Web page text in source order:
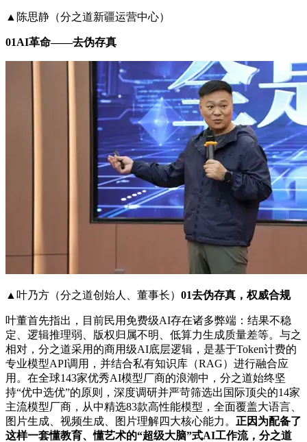
▲陈思静（分之道新疆运营中心）
01AI革命——去伪存真
▲叶乃方（分之道创始人、董事长） 01去伪存真，权威合规
叶董首先指出，目前民用免费级AI存在诸多弊端：结果不稳
定、逻辑推理弱、版权归属不明、低算力生成质量差等。与之
相对，分之道采用的商用级AI底层逻辑，是基于Token计费的
专业模型API调用，并结合私有知识库（RAG）进行融合应
用。在全球143家优秀AI模型厂商的浪潮中，分之道始终坚
持“优中选优”的原则，深度调研并严苛筛选出国际顶尖的14家
主流模型厂商，从中精选83款高性能模型，全面覆盖大语言、
图片生成、视频生成、图片理解四大核心能力。 正因为配备了
这样一套懂教育、懂艺术的“超级大脑”式AI工作流，分之道